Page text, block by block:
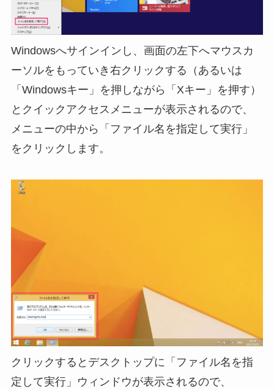
Windowsへサインインし、画面の左下へマウスカ
ーソルをもっていき右クリックする（あるいは
「Windowsキー」を押しながら「Xキー」を押す）
とクイックアクセスメニューが表示されるので、
メニューの中から「ファイル名を指定して実行」
をクリックします。
クリックするとデスクトップに「ファイル名を指
定して実行」ウィンドウが表示されるので、